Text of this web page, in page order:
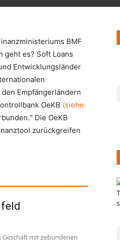
BMF
geht es? Soft Loans
Entwicklungsländer
Empfängerländern
OeKB (siehe
Die OeKB
zurückgreifen
mit gebundenen